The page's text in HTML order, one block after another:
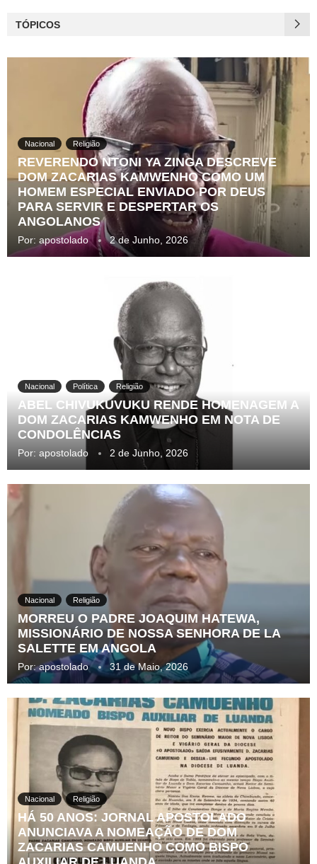
TÓPICOS
Nacional Religião
REVERENDO NTONI YA ZINGA DESCREVE
DOM ZACARIAS KAMWENHO COMO UM
HOMEM ESPECIAL ENVIADO POR DEUS
PARA SERVIR E DESPERTAR OS
ANGOLANOS
Por: apostolado 2 de Junho, 2026
Nacional Política Religião
ABEL CHIVUKUVUKU RENDE HOMENAGEM A
DOM ZACARIAS KAMWENHO EM NOTA DE
CONDOLÊNCIAS
Por: apostolado 2 de Junho, 2026
Nacional Religião
MORREU O PADRE JOAQUIM HATEWA,
MISSIONÁRIO DE NOSSA SENHORA DE LA
SALETTE EM ANGOLA
Por:apostolado 31 de Maio, 2026
Nacional Religião
HÁ 50 ANOS: JORNAL APOSTOLADO
ANUNCIAVA A NOMEAÇÃO DE DOM
ZACARIAS CAMUENHO COMO BISPO